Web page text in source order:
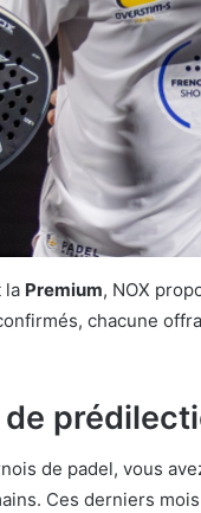
la Premium, NOX
chacune
de padel, vous
Ces derniers